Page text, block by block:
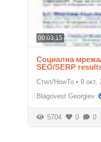
00:03:15
Социална
SEO/SERP
Стил/HowTo • 9 окт,
Blagovest Georgiev
5704 0 0